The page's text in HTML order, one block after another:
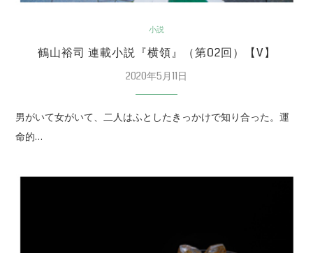
小説
鶴山裕司 連載小説『横領』（第02回）【V】
2020年5月11日
男がいて女がいて、二人はふとしたきっかけで知り合った。運
命的…